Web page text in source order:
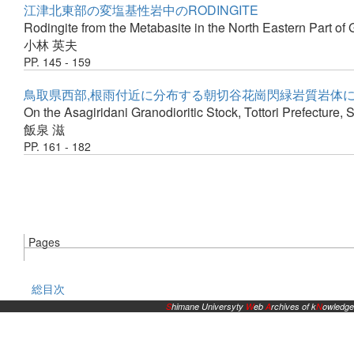
江津北東部の変塩基性岩中のRODINGITE
Rodingite from the Metabasite in the North Eastern Part of
小林 英夫
PP. 145 - 159
鳥取県西部,根雨付近に分布する朝切谷花崗閃緑岩質岩体
On the Asagiridani Granodioritic Stock, Tottori Prefecture,
飯泉 滋
PP. 161 - 182
Pages
総目次
Shimane Universyty WebArchives of kNowledge